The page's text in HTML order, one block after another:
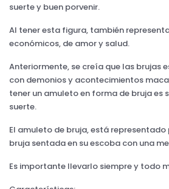
suerte y buen porvenir.
Al tener esta figura, también
económicos, de amor y salud.
Anteriormente, se creía que las brujas
con demonios y acontecimientos
tener un amuleto en forma de bruja es
suerte.
El amuleto de bruja, está
bruja sentada en su escoba con una
Es importante llevarlo siempre y todo